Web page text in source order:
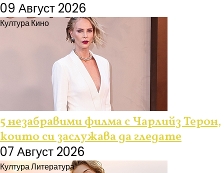
09 Август 2026
КултураКино
5 незабравими филма с Чарлийз Терон,
които си заслужава да гледате
07 Август 2026
КултураЛитература